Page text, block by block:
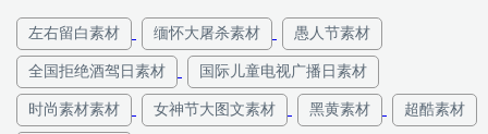
左右留白素材 缅怀大屠杀素材 愚人节素材
全国拒绝酒驾日素材 国际儿童电视广播日素材
时尚素材素材 女神节大图文素材 黑黄素材 超酷素材